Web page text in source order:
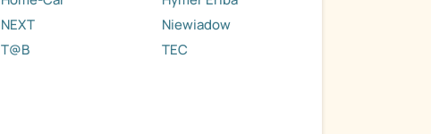
NEXT
Niewiadow
T@B
TEC